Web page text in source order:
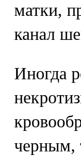
матки,
канал
Иногда
черным,